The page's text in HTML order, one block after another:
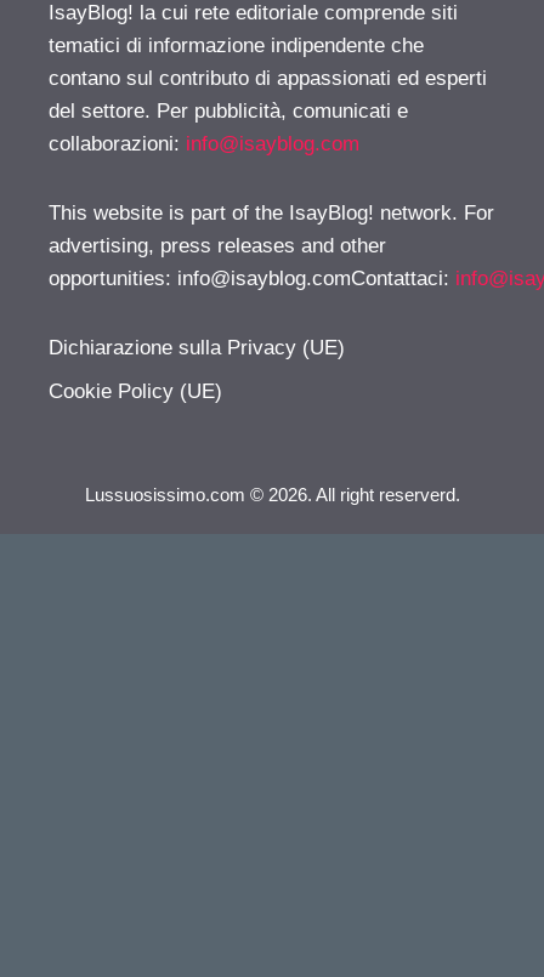
IsayBlog! la cui rete editoriale comprende siti
tematici di informazione indipendente che
contano sul contributo di appassionati ed esperti
del settore. Per pubblicità, comunicati e
collaborazioni: info@isayblog.com
This website is part of the IsayBlog! network. For
advertising, press releases and other
opportunities: info@isayblog.comContattaci:
Dichiarazione sulla Privacy (UE)
Cookie Policy (UE)
Lussuosissimo.com © 2026. All right reserverd.